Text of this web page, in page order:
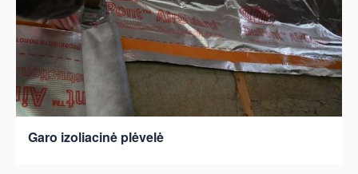
Garo izoliacinė plėvelė